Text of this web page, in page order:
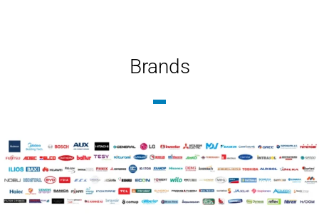
WIFI Standard
ΧΡΏΜΑ Λευκό
ΕΝΕΡΓΕΙΑΚΉ ΚΛΆΣΗ
WIFI Standard
ΧΡΏΜΑ Λευκό
Brands